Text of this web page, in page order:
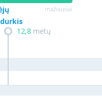
mažiausiai
12,8 metų